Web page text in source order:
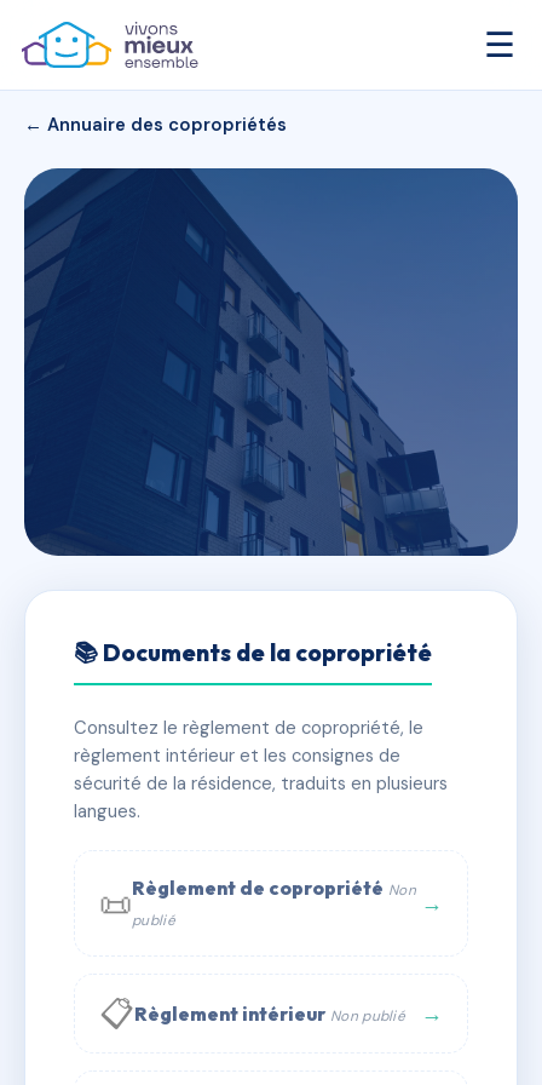
☰
← Annuaire des copropriétés
LES AMANDIERS
✓ Immatriculée 🏠 40 lots 🏗 1 bâtiment(s)
📞 Contacter Syndic Digital
📚 Documents de la copropriété
Consultez le règlement de copropriété, le
règlement intérieur et les consignes de
sécurité de la résidence, traduits en plusieurs
langues.
📜Règlement de copropriété Non
publié
→
📋Règlement intérieur Non publié →